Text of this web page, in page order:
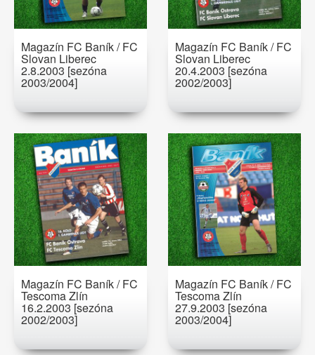
Magazín FC Baník / FC
Slovan Liberec
2.8.2003 [sezóna
2003/2004]
Magazín FC Baník / FC
Slovan Liberec
20.4.2003 [sezóna
2002/2003]
Magazín FC Baník / FC
Tescoma Zlín
16.2.2003 [sezóna
2002/2003]
Magazín FC Baník / FC
Tescoma Zlín
27.9.2003 [sezóna
2003/2004]